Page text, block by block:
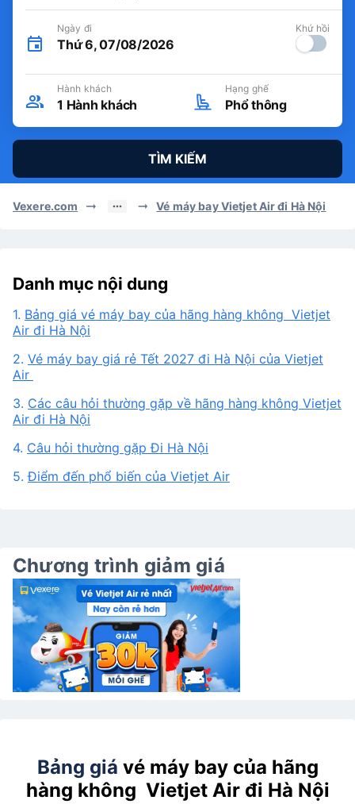
Ngày đi
Thứ 6, 07/08/2026
Khứ hồi
Hành khách
1 Hành khách
Hạng ghế
Phổ thông
TÌM KIẾM
Vexere.com Vé máy bay Vietjet Air đi Hà Nội
Danh mục nội dung
1. Bảng giá vé máy bay của hãng hàng không Vietjet
Air đi Hà Nội
2. Vé máy bay giá rẻ Tết 2027 đi Hà Nội của Vietjet
Air
3. Các câu hỏi thường gặp về hãng hàng không Vietjet
Air đi Hà Nội
4. Câu hỏi thường gặp Đi Hà Nội
5.Điểm đến phổ biến của Vietjet Air
Chương trình giảm giá
Bảng giá vé máy bay của hãng
hàng không Vietjet Air đi Hà Nội